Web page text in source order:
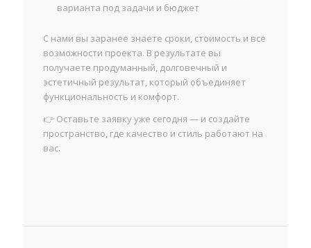
варианта под задачи и бюджет
С нами вы заранее знаете сроки, стоимость и все
возможности проекта. В результате вы
получаете продуманный, долговечный и
эстетичный результат, который объединяет
функциональность и комфорт.
👉 Оставьте заявку уже сегодня — и создайте
пространство, где качество и стиль работают на
вас.